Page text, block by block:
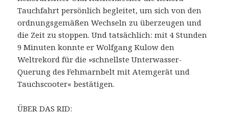
Tauchfahrt persönlich begleitet, um sich von den
ordnungsgemäßen Wechseln zu überzeugen und
die Zeit zu stoppen. Und tatsächlich: mit 4 Stunden
9 Minuten konnte er Wolfgang Kulow den
Weltrekord für die »schnellste Unterwasser-
Querung des Fehmarnbelt mit Atemgerät und
Tauchscooter« bestätigen.
ÜBER DAS RID: